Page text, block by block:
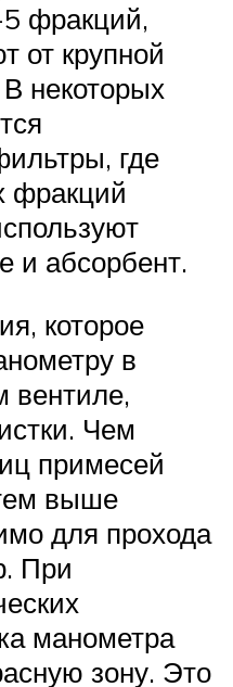
фракций,
от крупной
некоторых
где
фракций
и абсорбент.
которое
в
вентиле,
Чем
примесей
выше
для прохода
При
манометра
зону. Это